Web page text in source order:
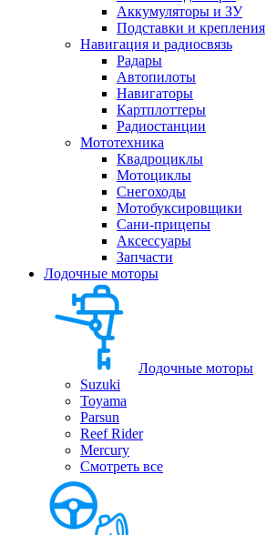
Аккумуляторы и ЗУ
Подставки и крепления
Навигация и радиосвязь
Радары
Автопилоты
Навигаторы
Картплоттеры
Радиостанции
Мототехника
Квадроциклы
Мотоциклы
Снегоходы
Мотобуксировщики
Сани-прицепы
Аксессуары
Запчасти
Лодочные моторы
Лодочные моторы
Suzuki
Toyama
Parsun
Reef Rider
Mercury
Смотреть все